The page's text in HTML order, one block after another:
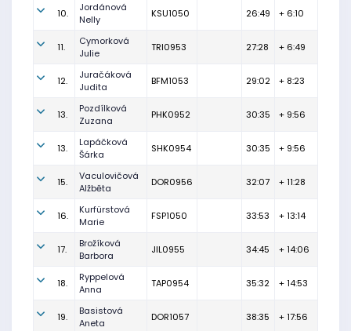
10.
Jordánová
Nelly
KSU1050 26:49 + 6:10
11.
Cymorková
Julie
TRI0953 27:28 + 6:49
12.
Juračáková
Judita
BFM1053 29:02 + 8:23
13.
Pozdílková
Zuzana
PHK0952 30:35 + 9:56
13.
Lapáčková
Šárka
SHK0954 30:35 + 9:56
15.
Vaculovičová
Alžběta
DOR0956 32:07 + 11:28
16.
Kurfürstová
Marie
FSP1050 33:53 + 13:14
17.
Brožíková
Barbora
JIL0955 34:45 + 14:06
18.
Ryppelová
Anna
TAP0954 35:32 + 14:53
19.
Basistová
Aneta
DOR1057 38:35 + 17:56